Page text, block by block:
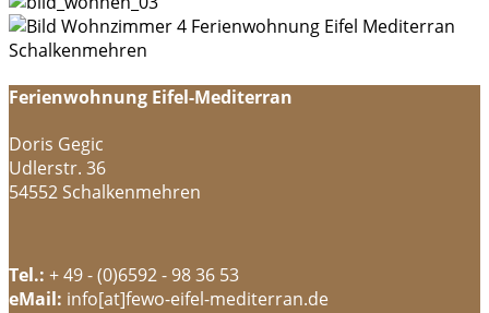
Ferienwohnung Eifel-Mediterran
Doris Gegic
Udlerstr. 36
54552 Schalkenmehren
Tel.: + 49 - (0)6592 - 98 36 53
eMail: info[at]fewo-eifel-mediterran.de